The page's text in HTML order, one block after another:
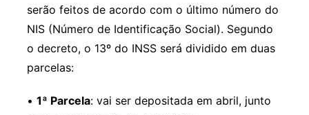
serão feitos de acordo com o último número do
NIS (Número de Identificação Social). Segundo
o decreto, o 13º do INSS será dividido em duas
parcelas:
• 1ª Parcela: vai ser depositada em abril, junto